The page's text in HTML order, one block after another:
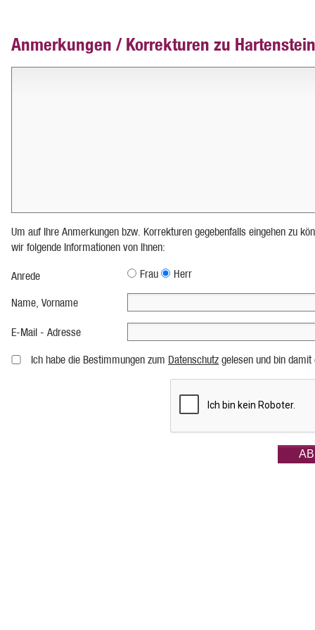
Anmerkungen / Korrekturen zu
Um auf Ihre Anmerkungen bzw. Korrekturen gegebenfalls eingehen zu
wir folgende Informationen von Ihnen:
Anrede Frau Herr
Name, Vorname
E-Mail - Adresse
Ich habe die Bestimmungen zum Datenschutz gelesen und bin